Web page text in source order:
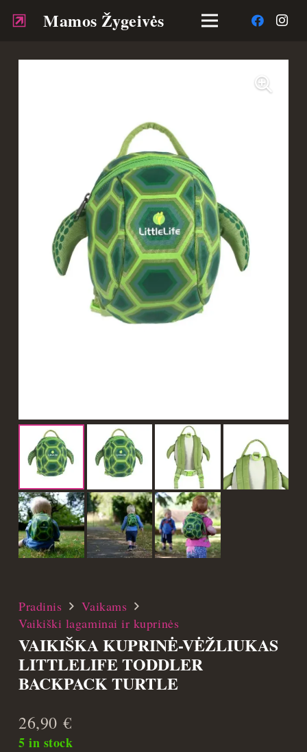
Mamos Žygeivės
Pradinis
Vaikams
Vaikiški lagaminai ir kuprinės
VAIKIŠKA KUPRINĖ-VĖŽLIUKAS
LITTLELIFE TODDLER
BACKPACK TURTLE
26,90€
5 in stock